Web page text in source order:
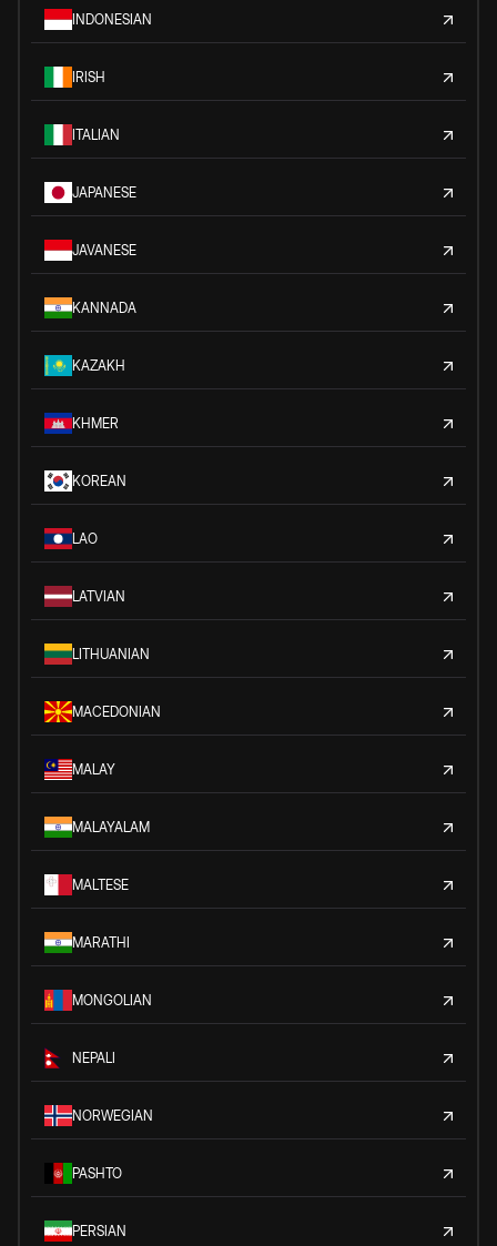
INDONESIAN
IRISH
ITALIAN
JAPANESE
JAVANESE
KANNADA
KAZAKH
KHMER
KOREAN
LAO
LATVIAN
LITHUANIAN
MACEDONIAN
MALAY
MALAYALAM
MALTESE
MARATHI
MONGOLIAN
NEPALI
NORWEGIAN
PASHTO
PERSIAN